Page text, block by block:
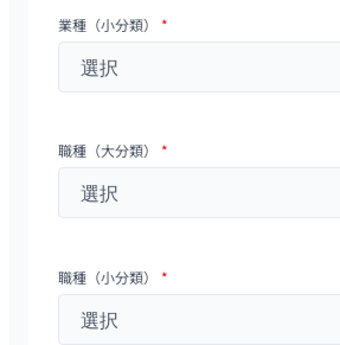
業種（小分類） *
職種（大分類） *
職種（小分類） *